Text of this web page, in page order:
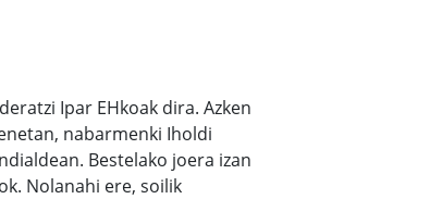
Ipar EHkoak dira. Azken
nabarmenki Iholdi
Bestelako joera izan
Nolanahi ere, soilik